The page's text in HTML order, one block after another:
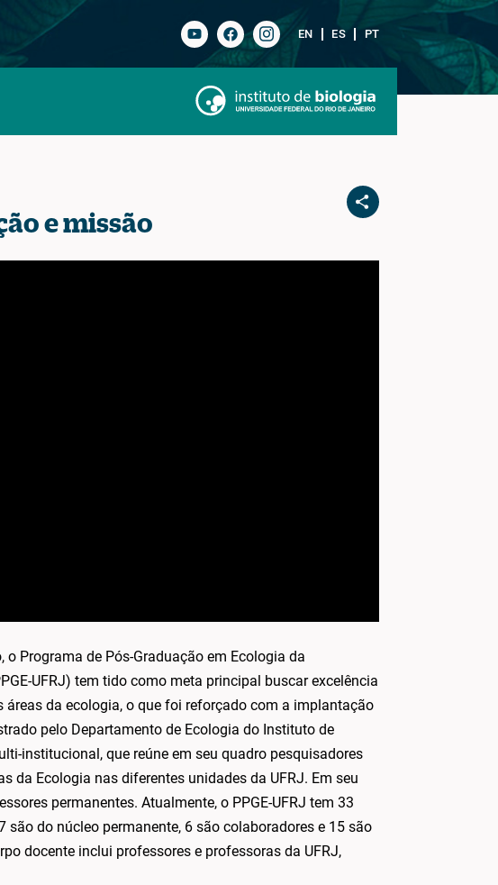
EN ES PT
e missão
Programa de Pós-Graduação em Ecologia da
UFRJ) tem tido como meta principal buscar excelência
da ecologia, o que foi reforçado com a implantação
pelo Departamento de Ecologia do Instituto de
institucional, que reúne em seu quadro pesquisadores
da Ecologia nas diferentes unidades da UFRJ. Em seu
permanentes. Atualmente, o PPGE-UFRJ tem 33
são do núcleo permanente, 6 são colaboradores e 15 são
docente inclui professores e professoras da UFRJ,